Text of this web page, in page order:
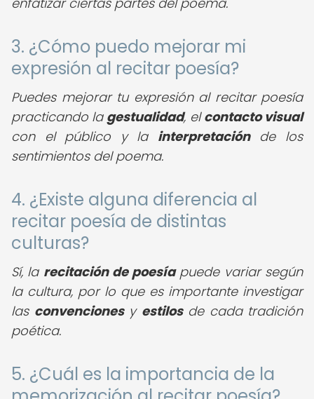
3. ¿Cómo puedo mejorar mi
expresión al recitar poesía?
Puedes mejorar tu expresión al recitar poesía
practicando la gestualidad, elcontacto visual
con el público y la interpretaciónde los
sentimientos del poema.
4. ¿Existe alguna diferencia al
recitar poesía de distintas
culturas?
Sí, la recitación de poesíapuede variar según
la cultura, por lo que es importante investigar
las convencionesy estilosde cada tradición
poética.
5. ¿Cuál es la importancia de la